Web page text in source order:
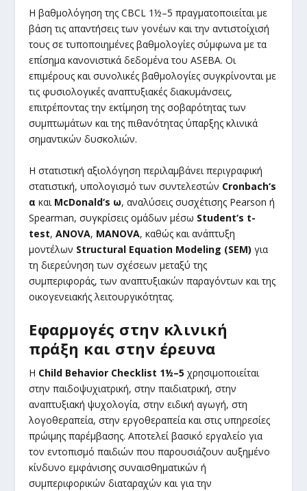
Η βαθμολόγηση της CBCL 1½–5 πραγματοποιείται με
βάση τις απαντήσεις των γονέων και την αντιστοίχισή
τους σε τυποποιημένες βαθμολογίες σύμφωνα με τα
επίσημα κανονιστικά δεδομένα του ASEBA. Οι
επιμέρους και συνολικές βαθμολογίες συγκρίνονται με
τις φυσιολογικές αναπτυξιακές διακυμάνσεις,
επιτρέποντας την εκτίμηση της σοβαρότητας των
συμπτωμάτων και της πιθανότητας ύπαρξης κλινικά
σημαντικών δυσκολιών.
Η στατιστική αξιολόγηση περιλαμβάνει περιγραφική
στατιστική, υπολογισμό των συντελεστών Cronbach‘s
α και McDonald‘s ω, αναλύσεις συσχέτισης Pearson ή
Spearman, συγκρίσεις ομάδων μέσω Student‘s t-
test,ANOVA, MANOVA, καθώς και ανάπτυξη
μοντέλων Structural Equation Modeling (SEM) για
τη διερεύνηση των σχέσεων μεταξύ της
συμπεριφοράς, των αναπτυξιακών παραγόντων και της
οικογενειακής λειτουργικότητας.
Εφαρμογές στην κλινική
πράξη και στην έρευνα
Η Child Behavior Checklist 1½–5 χρησιμοποιείται
στην παιδοψυχιατρική, στην παιδιατρική, στην
αναπτυξιακή ψυχολογία, στην ειδική αγωγή, στη
λογοθεραπεία, στην εργοθεραπεία και στις υπηρεσίες
πρώιμης παρέμβασης. Αποτελεί βασικό εργαλείο για
τον εντοπισμό παιδιών που παρουσιάζουν αυξημένο
κίνδυνο εμφάνισης συναισθηματικών ή
συμπεριφορικών διαταραχών και για την